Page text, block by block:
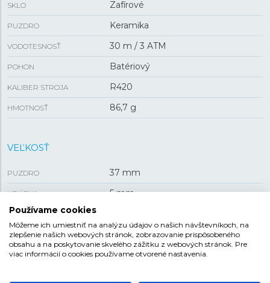
SKLO Zafírové
PUZDRO Keramika
VODOTESNOSŤ 30 m / 3 ATM
POHON Batériový
KALIBER STROJA R420
HMOTNOSŤ 86,7 g
VEĽKOSŤ
PUZDRO 37 mm
HRÚBKA 5 mm
REMIENOK
MATERIÁL REMIENKA Keramika
Používame cookies
Môžeme ich umiestniť na analýzu údajov o našich návštevníkoch, na
zlepšenie našich webových stránok, zobrazovanie prispôsobeného
obsahu a na poskytovanie skvelého zážitku z webových stránok. Pre
viac informácií o cookies používame otvorené nastavenia.